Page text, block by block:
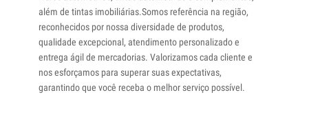
além de tintas imobiliárias.Somos referência na região,
reconhecidos por nossa diversidade de produtos,
qualidade excepcional, atendimento personalizado e
entrega ágil de mercadorias. Valorizamos cada cliente e
nos esforçamos para superar suas expectativas,
garantindo que você receba o melhor serviço possível.